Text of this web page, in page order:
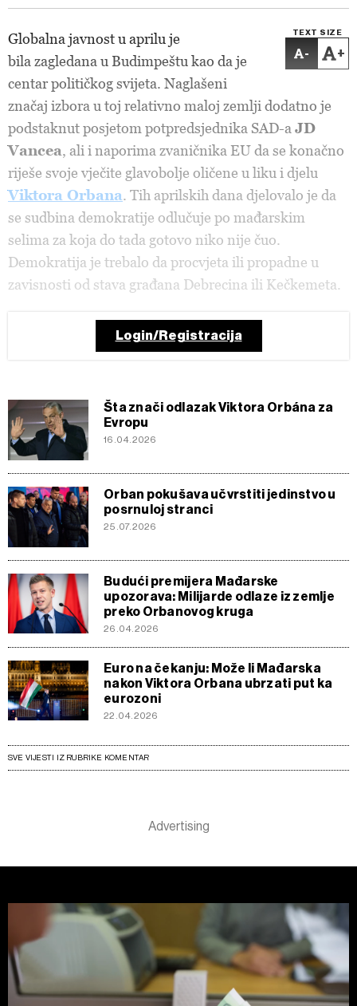
TEXT SIZE
- +
Globalna javnost u aprilu je
bila zagledana u Budimpeštu kao da je
centar političkog svijeta. Naglašeni
značaj izbora u toj relativno maloj zemlji dodatno je
podstaknut posjetom potpredsjednika SAD-a JD
Vancea, ali i naporima zvaničnika EU da se konačno
riješe svoje vječite glavobolje oličene u liku i djelu
Viktora Orbana. Tih aprilskih dana djelovalo je da
se sudbina demokratije odlučuje po mađarskim
selima za koja do tada gotovo niko nije čuo.
Demokratija je trebalo da procvjeta ili propadne u
zavisnosti od stava građana Debrecina ili Kečkemeta.
Login/Registracija
Šta znači odlazak Viktora Orbána za
Evropu
16.04.2026
Orban pokušava učvrstiti jedinstvo u
posrnuloj stranci
25.07.2026
Budući premijera Mađarske
upozorava: Milijarde odlaze iz zemlje
preko Orbanovog kruga
26.04.2026
Euro na čekanju: Može li Mađarska
nakon Viktora Orbana ubrzati put ka
eurozoni
22.04.2026
SVE VIJESTI IZ RUBRIKE KOMENTAR